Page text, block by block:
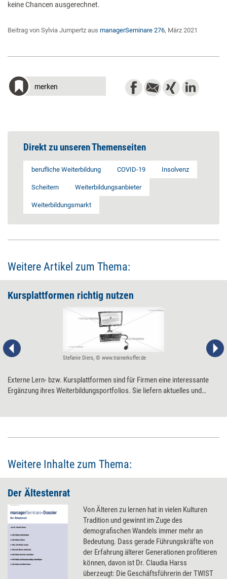
keine Chancen ausgerechnet.
Beitrag von Sylvia Jumpertz aus managerSeminare 276, März 2021
merken
Direkt zu unseren Themenseiten
berufliche Weiterbildung COVID-19 Insolvenz
Scheitern Weiterbildungsanbieter
Weiterbildungsmarkt
Weitere Artikel zum Thema:
Kursplattformen richtig nutzen
Stefanie Diers, © www.trainerkoffer.de
Externe Lern- bzw. Kursplattformen sind für Firmen eine interessante
Ergänzung ihres Weiterbildungsportfolios. Sie liefern aktuelles und
Weitere Inhalte zum Thema:
Der Ältestenrat
Von Älteren zu lernen hat in vielen Kulturen
Tradition und gewinnt im Zuge des
demografischen Wandels immer mehr an
Bedeutung. Dass gerade Führungskräfte von
der Erfahrung älterer Generationen profitieren
können, davon ist Dr. Claudia Harss
überzeugt: Die Geschäftsführerin der TWIST